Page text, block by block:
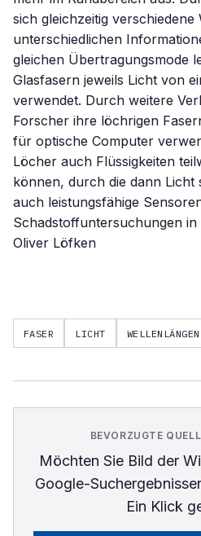
sich gleichzeitig verschiedene
unterschiedlichen
gleichen Übertragungsmode
Glasfasern jeweils Licht von
verwendet. Durch weitere
Forscher ihre löchrigen
für optische Computer
Löcher auch Flüssigkeiten
können, durch die dann Licht
auch leistungsfähige
Schadstoffuntersuchungen
Oliver Löfken
FASER LICHT WELLENLÄNGEN
BEVORZUGTE
Möchten Sie Bild der
Google-
Ein Klick